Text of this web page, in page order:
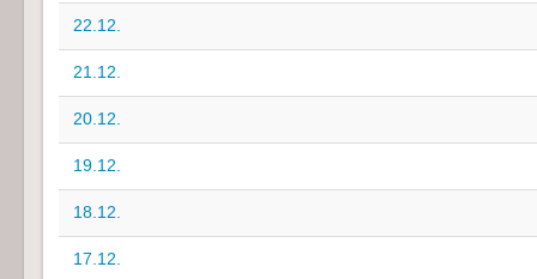
22.12.
21.12.
20.12.
19.12.
18.12.
17.12.